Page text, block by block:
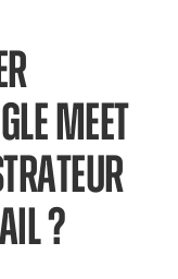
MEET
?